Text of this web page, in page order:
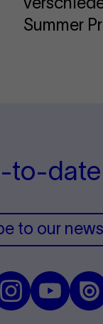
Summer
to-
to our
Youtube